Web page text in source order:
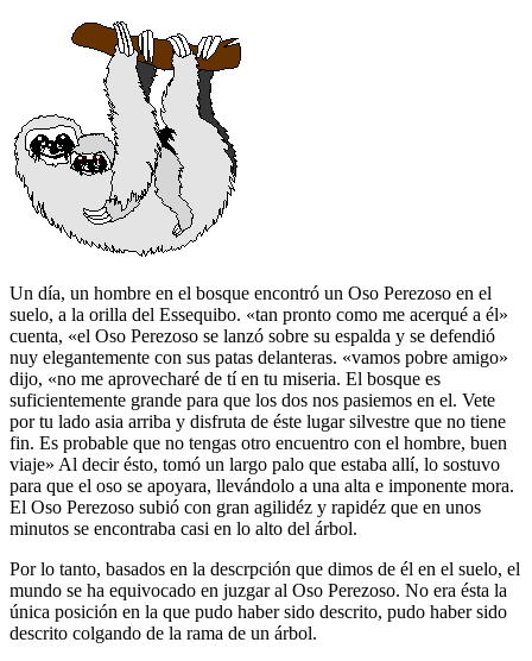
Un día, un hombre en el bosque encontró un Oso Perezoso en el
suelo, a la orilla del Essequibo. «tan pronto como me acerqué a él»
cuenta, «el Oso Perezoso se lanzó sobre su espalda y se defendió
nuy elegantemente con sus patas delanteras. «vamos pobre amigo»
dijo, «no me aprovecharé de tí en tu miseria. El bosque es
suficientemente grande para que los dos nos pasiemos en el. Vete
por tu lado asia arriba y disfruta de éste lugar silvestre que no tiene
fin. Es probable que no tengas otro encuentro con el hombre, buen
viaje» Al decir ésto, tomó un largo palo que estaba allí, lo sostuvo
para que el oso se apoyara, llevándolo a una alta e imponente mora.
El Oso Perezoso subió con gran agilidéz y rapidéz que en unos
minutos se encontraba casi en lo alto del árbol.
Por lo tanto, basados en la descrpción que dimos de él en el suelo, el
mundo se ha equivocado en juzgar al Oso Perezoso. No era ésta la
única posición en la que pudo haber sido descrito, pudo haber sido
descrito colgando de la rama de un árbol.